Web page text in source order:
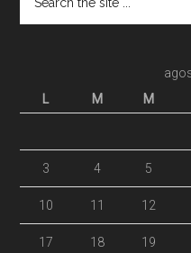
L
M M
3 4 5
10 11 12
17 18 19